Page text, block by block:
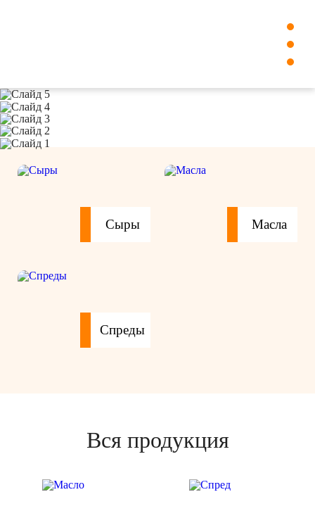
Сыры Масла
Спреды
Вся продукция